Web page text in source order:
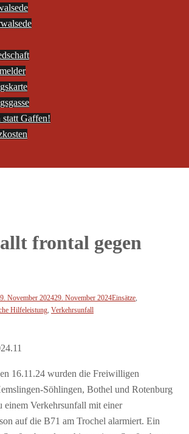
statt Gaffen!
frontal gegen
November 202429. November 2024Einsätze,
Hilfeleistung, Verkehrsunfall
16.11.24 wurden die Freiwilligen
Söhlingen, Bothel und Rotenburg
einem Verkehrsunfall mit einer
auf die B71 am Trochel alarmiert. Ein